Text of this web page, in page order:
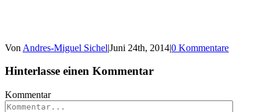
Von Andres-Miguel Sichel|Juni 24th, 2014|0 Kommentare
Hinterlasse einen Kommentar
Kommentar